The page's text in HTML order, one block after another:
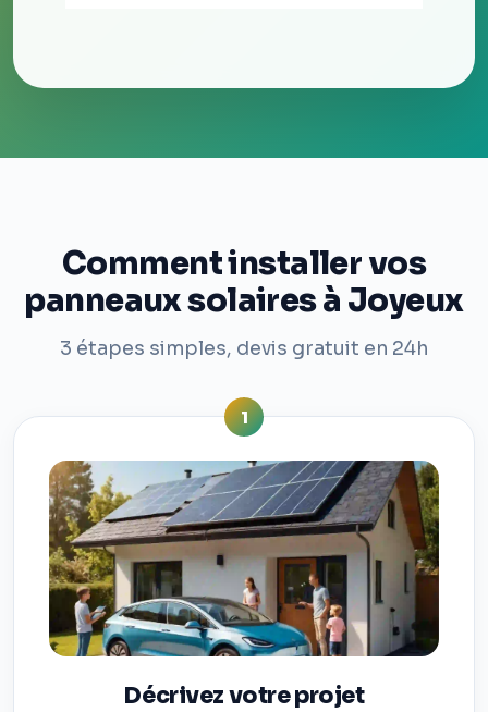
Comment installer vos
panneaux solaires à Joyeux
3 étapes simples, devis gratuit en 24h
1
Décrivez votre projet